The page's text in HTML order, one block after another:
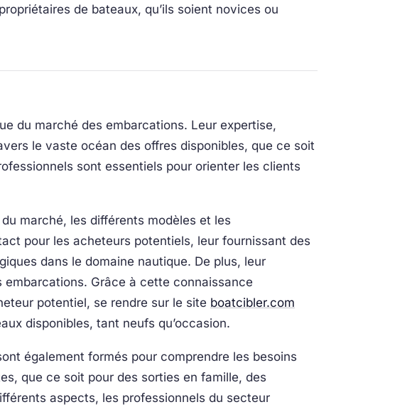
de bateaux, qu’ils soient novices ou
du marché des embarcations. Leur expertise,
le vaste océan des offres disponibles, que ce soit
sont essentiels pour orienter les clients
marché, les différents modèles et les
pour les acheteurs potentiels, leur fournissant des
dans le domaine nautique. De plus, leur
Grâce à cette connaissance
potentiel, se rendre sur le site boatcibler.com
disponibles, tant neufs qu’occasion.
également formés pour comprendre les besoins
que ce soit pour des sorties en famille, des
aspects, les professionnels du secteur